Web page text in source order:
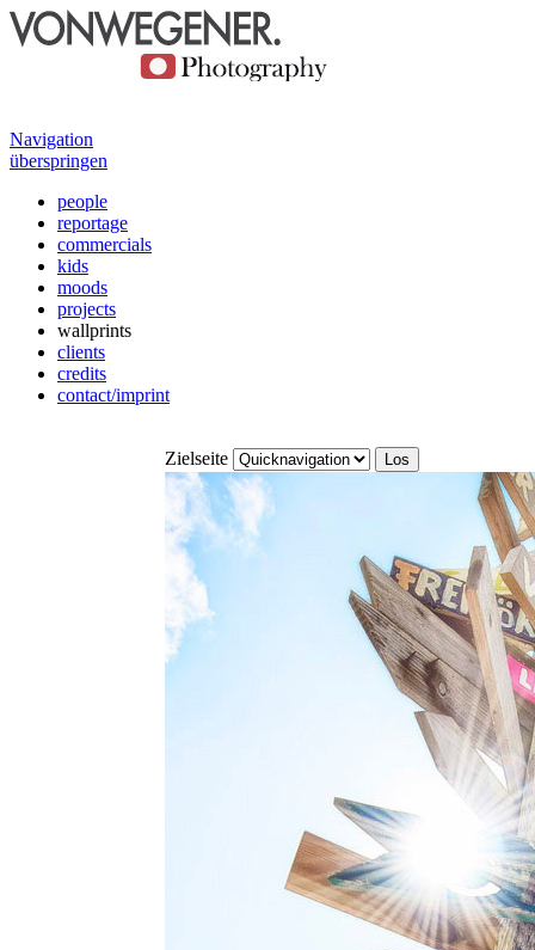
Navigation
überspringen
people
reportage
commercials
kids
moods
projects
wallprints
clients
credits
contact/imprint
Zielseite